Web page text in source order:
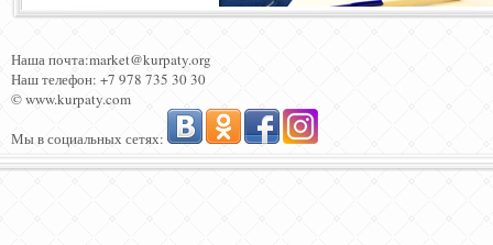
Наша почта:market@kurpaty.org
Наш телефон: +7 978 735 30 30
© www.kurpaty.com
Мы в социальных сетях: